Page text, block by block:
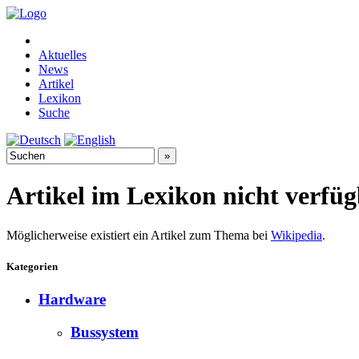
Aktuelles
News
Artikel
Lexikon
Suche
Artikel im Lexikon nicht
Möglicherweise existiert ein Artikel zum Thema bei Wikipedia.
Kategorien
Hardware
Bussystem